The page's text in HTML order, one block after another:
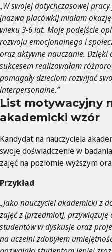
„W swojej dotychczasowej
[nazwa placówki] miałam
wieku 3-6 lat. Moje podejście
rozwoju emocjonalnego i
oraz aktywne nauczanie. Dzięki
sukcesem realizowałam
pomagały dzieciom rozwijać
interpersonalne.”
List motywacyjny
akademicki wzór
Kandydat na nauczyciela
swoje doświadczenie w
zajęć na poziomie wyższym
Przykład
„Jako nauczyciel akademicki z
zajęć z [przedmiot],
studentów w dyskusje oraz
na uczelni zdobyłem